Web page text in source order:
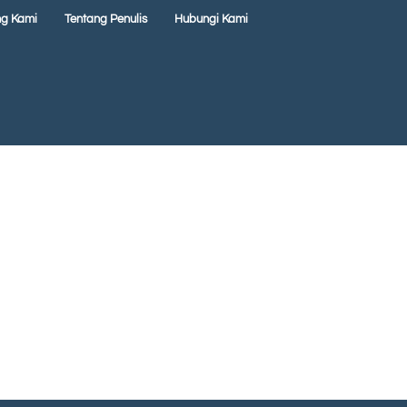
Kami Tentang Penulis Hubungi Kami